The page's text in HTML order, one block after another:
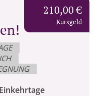
210,00 €
Kursgeld